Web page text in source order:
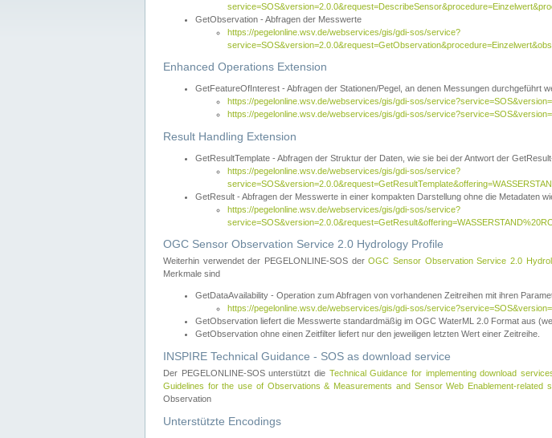
GetObservation - Abfragen der Messwerte
https://pegelonline.wsv.de/webservices/gis/gdi-sos/service?
Enhanced Operations Extension
GetFeatureOfInterest - Abfragen der Stationen/Pegel, an denen Messungen durchgeführt
https://pegelonline.wsv.de/webservices/gis/gdi-sos/
https://pegelonline.wsv.de/webservices/gis/gdi-sos/
Result Handling Extension
GetResultTemplate - Abfragen der Struktur der Daten, wie sie bei der Antwort der
https://pegelonline.wsv.de/webservices/gis/gdi-sos/service?
GetResult - Abfragen der Messwerte in einer kompakten Darstellung ohne die Metadaten
https://pegelonline.wsv.de/webservices/gis/gdi-sos/service?
OGC Sensor Observation Service 2.0 Hydrology Profile
Weiterhin verwendet der PEGELONLINE-SOS derOGC Sensor Observation Service 2.0
Merkmale sind
GetDataAvailability - Operation zum Abfragen von vorhandenen Zeitreihen mit ihren
https://pegelonline.wsv.de/webservices/gis/gdi-sos/
GetObservation liefert die Messwerte standardmäßig im OGC WaterML 2.0 Format aus
GetObservation ohne einen Zeitfilter liefert nur den jeweiligen letzten Wert einer Zeitreihe.
INSPIRE Technical Guidance - SOS as download service
Der PEGELONLINE-SOS unterstützt die Technical Guidance for implementing download
Guidelines for the use of Observations & Measurements and Sensor Web Enablement-related
Observation
Unterstützte Encodings